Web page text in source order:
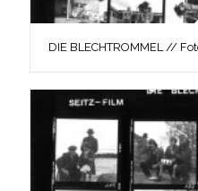
DIE BLECHTROMMEL //